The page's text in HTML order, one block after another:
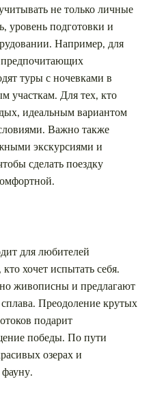
не только личные
уровень подготовки и
Например, для
туры с ночевками в
участкам. Для тех, кто
идеальным вариантом
Важно также
экскурсиями и
сделать поездку
для любителей
хочет испытать себя.
живописны и предлагают
Преодоление крутых
подарит
победы. По пути
озерах и